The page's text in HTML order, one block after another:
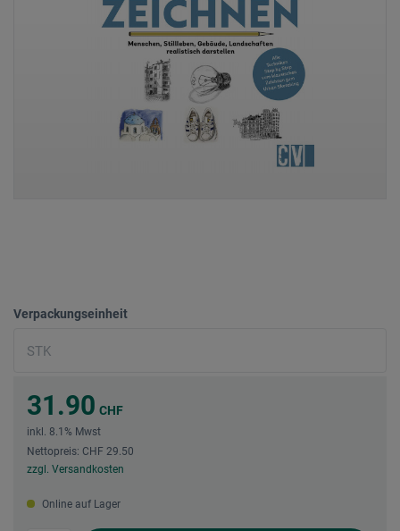
Verpackungseinheit
31.90 CHF
inkl. 8.1% Mwst
Nettopreis: CHF 29.50
zzgl. Versandkosten
Online auf Lager